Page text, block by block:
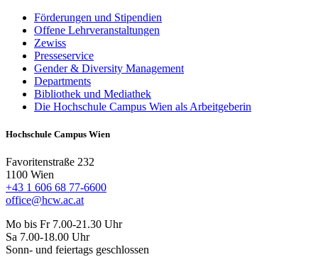
Förderungen und Stipendien
Offene Lehrveranstaltungen
Zewiss
Presseservice
Gender & Diversity Management
Departments
Bibliothek und Mediathek
Die Hochschule Campus Wien als Arbeitgeberin
Hochschule Campus Wien
Favoritenstraße 232
1100 Wien
+43 1 606 68 77-6600
office@hcw.ac.at
Mo bis Fr 7.00-21.30 Uhr
Sa 7.00-18.00 Uhr
Sonn- und feiertags geschlossen